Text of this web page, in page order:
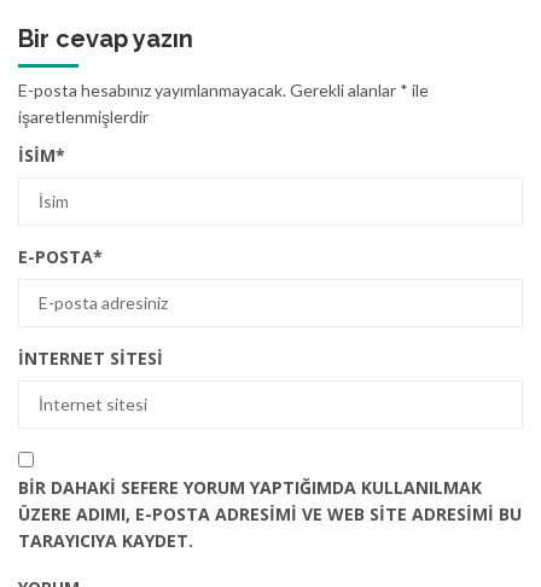
Bir cevap yazın
E-posta hesabınız yayımlanmayacak.Gerekli alanlar * ile
işaretlenmişlerdir
İSIM*
E-POSTA*
İNTERNET SITESI
BIR DAHAKI SEFERE YORUM YAPTIĞIMDA KULLANILMAK
ÜZERE ADIMI, E-POSTA ADRESIMI VE WEB SITE ADRESIMI BU
TARAYICIYA KAYDET.